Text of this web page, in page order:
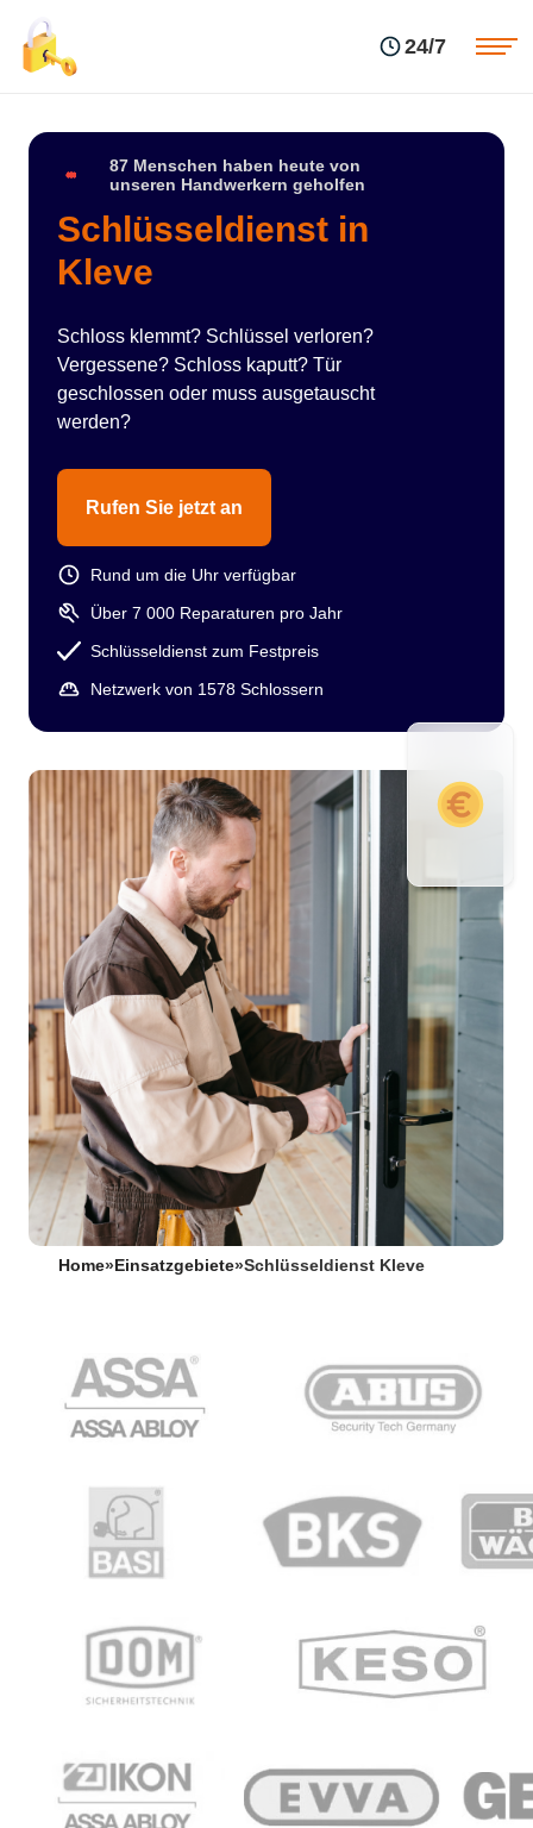
24/7
87 Menschen haben heute von
unseren Handwerkern geholfen
Schlüsseldienst in
Kleve
Schloss klemmt? Schlüssel verloren?
Vergessene? Schloss kaputt? Tür
geschlossen oder muss ausgetauscht
werden?
Rufen Sie jetzt an
Rund um die Uhr verfügbar
Über 7 000 Reparaturen pro Jahr
Schlüsseldienst zum Festpreis
Netzwerk von 1578 Schlossern
Home» Einsatzgebiete»Schlüsseldienst Kleve